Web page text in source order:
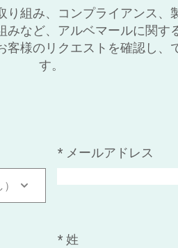
組み、コンプライアンス、
など、アルベマールに関す
様のリクエストを確認し、
す。
* メールアドレス
* 姓